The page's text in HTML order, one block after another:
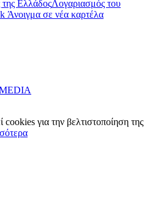
ΕλλάδοςΛογαριασμός του
Άνοιγμα σε νέα καρτέλα
για την βελτιστοποίηση της